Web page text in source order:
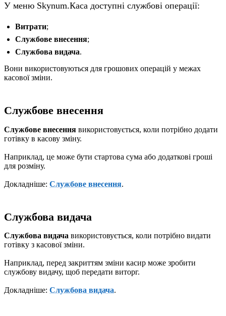
У меню Skynum.Каса доступні службові операції:
Витрати;
Службове внесення;
Службова видача.
Вони використовуються для грошових операцій у межах
касової зміни.
Службове внесення
Службове внесення використовується, коли потрібно додати
готівку в касову зміну.
Наприклад, це може бути стартова сума або додаткові гроші
для розміну.
Докладніше: Службове внесення.
Службова видача
Службова видача використовується, коли потрібно видати
готівку з касової зміни.
Наприклад, перед закриттям зміни касир може зробити
службову видачу, щоб передати виторг.
Докладніше: Службова видача.